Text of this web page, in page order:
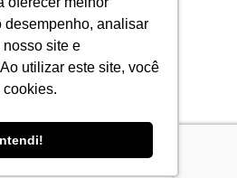
desempenho, analisar
site e
utilizar este site, você
cookies.
DE ÉTICA
DE DENÚNCIAS
Acesse
nosso nosso nosso nosso